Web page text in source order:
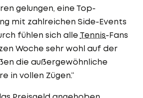
gelungen, eine Top-
mit zahlreichen Side-Events
fühlen sich alle Tennis-Fans
Woche sehr wohl auf der
die außergewöhnliche
in vollen Zügen.“